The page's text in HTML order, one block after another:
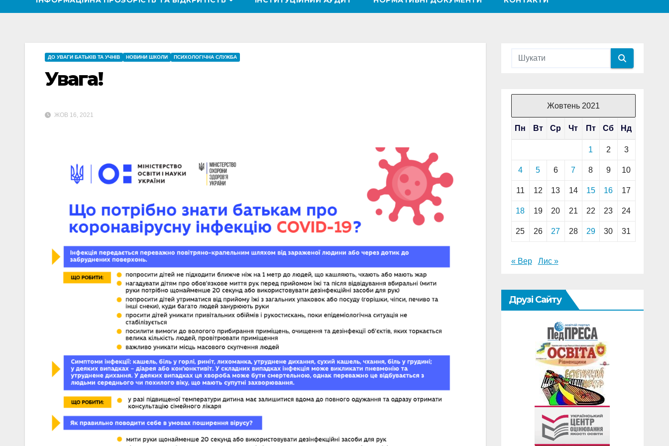
ДО УВАГИ БАТЬКІВ ТА УЧНІВ НОВИНИ ШКОЛИ ПСИХОЛОГІЧНА СЛУЖБА
Увага!
ЖОВ 16, 2021
Жовтень 2021
Пн Вт Ср Чт Пт Сб Нд
1 2 3
4 5 6 7 8 9 10
11 12 13 14 15 16 17
18 19 20 21 22 23 24
25 26 27 28 29 30 31
« Вер Лис »
Друзі Сайту